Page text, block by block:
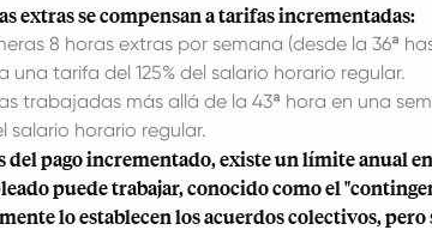
extras se compensan a tarifas incrementadas:
8 horas extras por semana (desde la 36ª
una tarifa del 125% del salario horario regular.
trabajadas más allá de la 43ª hora en una
salario horario regular.
del pago incrementado, existe un límite anual
puede trabajar, conocido como el
lo establecen los acuerdos colectivos,